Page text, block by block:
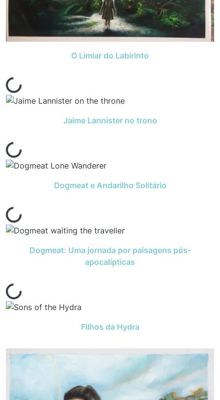
O Limiar do Labirinto
Jaime Lannister no trono
Dogmeat e Andarilho Solitário
Dogmeat: Uma jornada por paisagens pós-
apocalípticas
Filhos da Hydra